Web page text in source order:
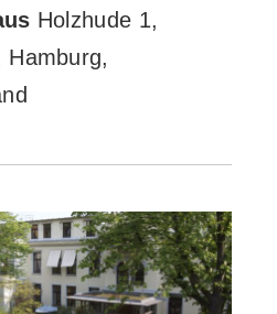
Holzhude 1,
Hamburg,